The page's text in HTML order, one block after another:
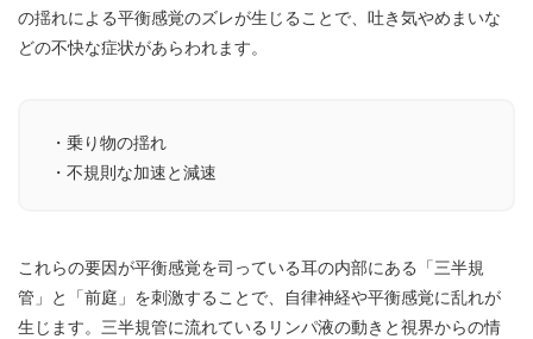
の揺れによる平衡感覚のズレが生じることで、吐き気やめまいな
どの不快な症状があらわれます。
・乗り物の揺れ
・不規則な加速と減速
これらの要因が平衡感覚を司っている耳の内部にある「三半規
管」と「前庭」を刺激することで、自律神経や平衡感覚に乱れが
生じます。三半規管に流れているリンパ液の動きと視界からの情